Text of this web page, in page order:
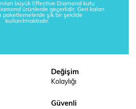
büyük Effective Diamond kutu
ürünlerde geçerlidir. Geri kalan
paketlemelerde şık bir şekilde
kullanılmaktadır.
Değişim
Kolaylığı
Güvenli